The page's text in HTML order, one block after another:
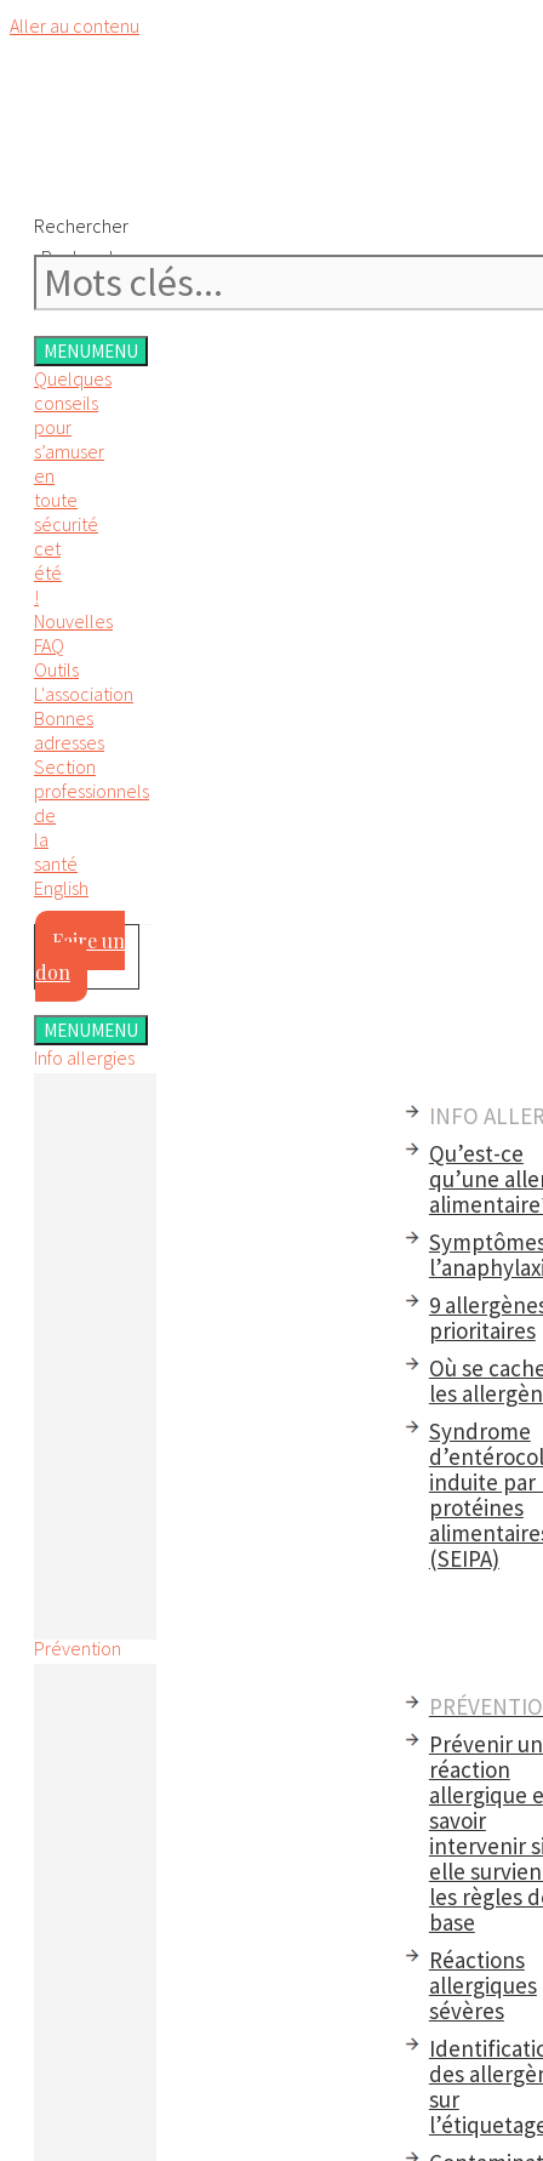
Aller au contenu
Rechercher
Rechercher
MENUMENU
Quelques
conseils
pour
s’amuser
en
toute
sécurité
cet
été
!
Nouvelles
FAQ
Outils
L'association
Bonnes
adresses
Section
professionnels
de
la
santé
English
Faire un
don
MENUMENU
Info allergies
INFO
Qu’est-ce
qu’une
9
prioritaires
Où se
les
Syndrome
induite par
protéines
(SEIPA)
Prévention
Prévenir
réaction
allergique
savoir
intervenir
elle
les règles
base
Réactions
allergiques
sévères
des
sur